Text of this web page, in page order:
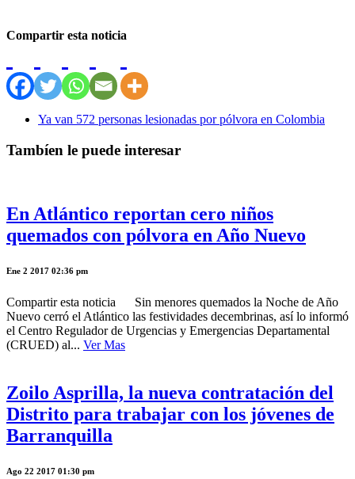
Compartir esta noticia
Ya van 572 personas lesionadas por pólvora en Colombia
Tambíen le puede interesar
En Atlántico reportan cero niños
quemados con pólvora en Año Nuevo
Ene 2 2017 02:36 pm
Compartir esta noticia Sin menores quemados la Noche de Año
Nuevo cerró el Atlántico las festividades decembrinas, así lo informó
el Centro Regulador de Urgencias y Emergencias Departamental
(CRUED) al... Ver Mas
Zoilo Asprilla, la nueva contratación del
Distrito para trabajar con los jóvenes de
Barranquilla
Ago 22 2017 01:30 pm